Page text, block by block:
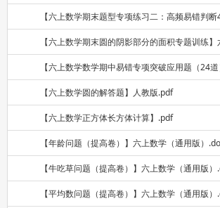
【六上数学期末题型专项练习二：高频易错判
【六上数学期末圆的阴影部分的面积专题训练
【六上数学数学期中易错专项突破应用题（24
【六上数学圆的解答题】人教版.pdf
【六上数学正方体长方体计算】.pdf
【年龄问题（提高卷）】六上数学（通用版）
【牛吃草问题（提高卷）】六上数学（通用版
【平均数问题（提高卷）】六上数学（通用版